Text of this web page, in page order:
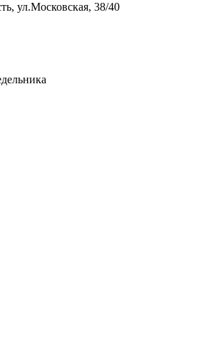
ул.Московская, 38/40